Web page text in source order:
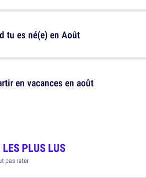
tu es né(e) en Août
en vacances en août
LES PLUS LUS
pas rater